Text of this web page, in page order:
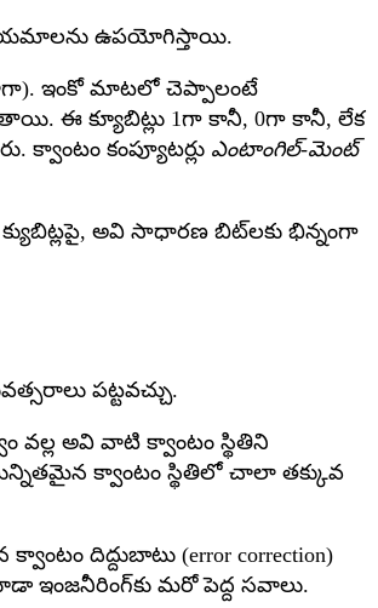
నియమాలను ఉపయోగిస్తాయి.
లాగా). ఇంకో మాటలో చెప్పాలంటే
ఈ క్యూబిట్లు 1గా కానీ, 0గా కానీ, లేక
క్వాంటం కంప్యూటర్లు ఎంటాంగిల్-మెంట్
అవి సాధారణ బిట్‌లకు భిన్నంగా
పట్టవచ్చు.
వల్ల అవి వాటి క్వాంటం స్థితిని
సున్నితమైన క్వాంటం స్థితిలో చాలా తక్కువ
దిద్దుబాటు (error correction)
ఇంజనీరింగ్‌కు మరో పెద్ద సవాలు.